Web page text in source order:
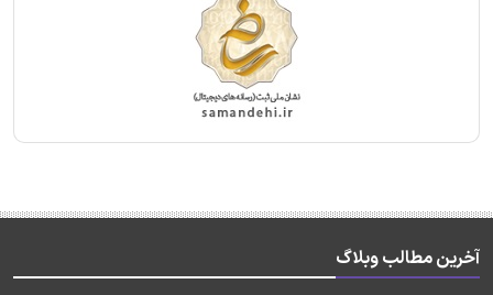
آخرین مطالب وبلاگ